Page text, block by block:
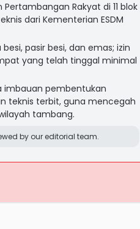
Rakyat di 11 blok
dari Kementerian ESDM
pasir besi, dan emas; izin
yang telah tinggal minimal
imbauan pembentukan
teknis terbit, guna mencegah
tambang.
by our editorial team.